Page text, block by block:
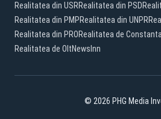
Realitatea din USRRealitatea din PSD
Realitatea din PMPRealitatea din UNPR
Realitatea din PRORealitatea de Constanta
Realitatea de OltNewsInn
© 2026 PHG Media